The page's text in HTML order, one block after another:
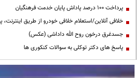
پرداخت ۱۰۰ درصد پاداش پایان خدمت فرهنگیان
خلافی آنلاین/استعلام خلافی خودرو از طریق اینترنت،
جسدغرق درخون روح الله داداشی (عکس)
پاسخ های دکتر توکلی به سوالات کنکوری ها